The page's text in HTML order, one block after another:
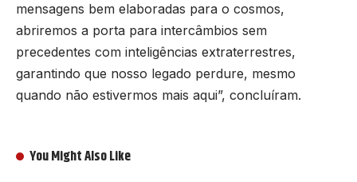
mensagens bem elaboradas para o cosmos,
abriremos a porta para intercâmbios sem
precedentes com inteligências extraterrestres,
garantindo que nosso legado perdure, mesmo
quando não estivermos mais aqui”, concluíram.
You Might Also Like